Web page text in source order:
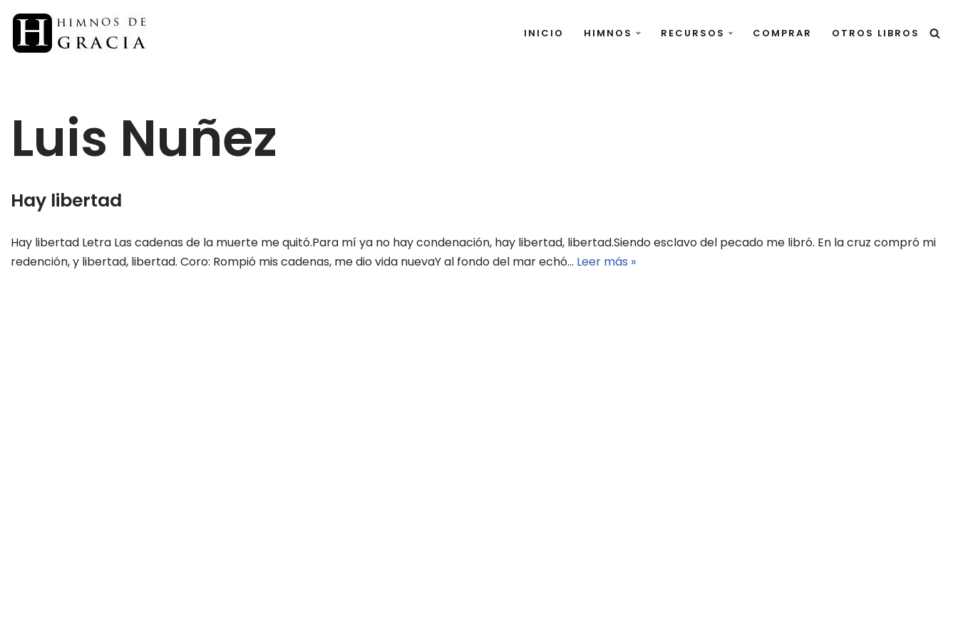
Saltar
INICIO HIMNOS RECURSOS COMPRAR OTROS LIBROS
Luis Nuñez
Hay libertad
Hay libertad Letra Las cadenas de la muerte me quitó.Para mí ya no hay condenación, hay libertad, libertad.Siendo esclavo del pecado me libró. En la cruz compró mi
redención, y libertad, libertad. Coro: Rompió mis cadenas, me dio vida nuevaY al fondo del mar echó… Leer más »